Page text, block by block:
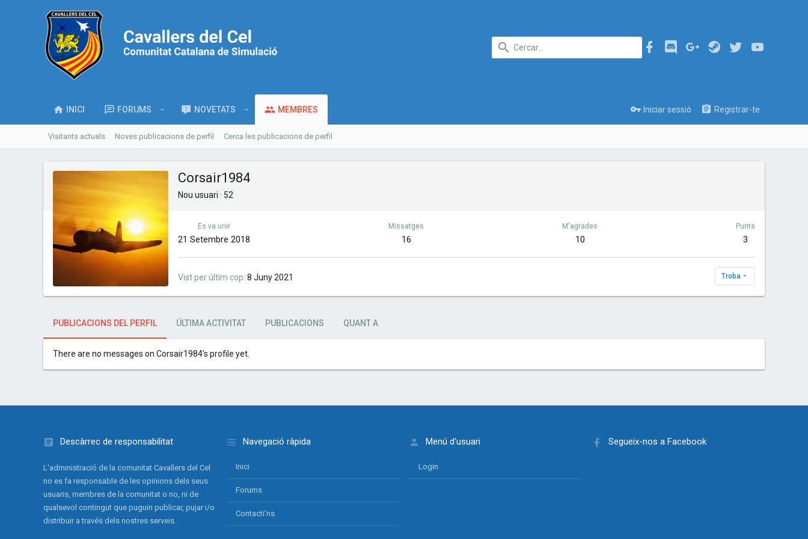
INICI FORUMS NOVETATS MEMBRES Iniciar sessió Registrar-te
Visitants actuals Noves publicacions de perfil Cerca les publicacions de perfil
Corsair1984
Nou usuari · 52
Es va unir
21 Setembre 2018
Missatges
16
M'agrades
10
Punts
3
Vist per últim cop 8 Juny 2021 Troba
PUBLICACIONS DEL PERFIL ÚLTIMA ACTIVITAT PUBLICACIONS QUANT A
There are no messages on Corsair1984's profile yet.
Descàrrec de responsabilitat
L'administració de la comunitat Cavallers del Cel
no es fa responsable de les opinions dels seus
usuaris, membres de la comunitat o no, ni de
qualsevol contingut que puguin publicar, pujar i/o
distribuir a través dels nostres serveis.
Navegació ràpida
Inici
Forums
Contacti'ns
Menú d'usuari
Login
Segueix-nos a Facebook